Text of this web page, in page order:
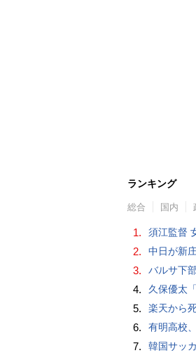
ランキング
総合 国内
1. 須江監督
2. 中日が新
3. バルサ下
4. 久保優太
5. 楽天から
6. 有明高校
7. 韓国サッカー界に衝撃